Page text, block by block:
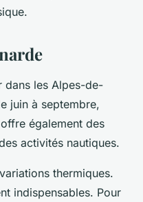
dans les Alpes-de-
juin à septembre,
également des
activités nautiques.
thermiques.
indispensables. Pour